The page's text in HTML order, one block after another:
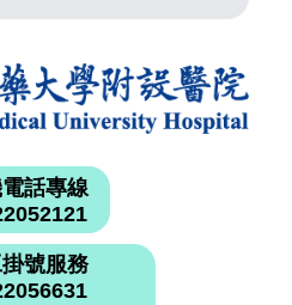
話專線
號服務